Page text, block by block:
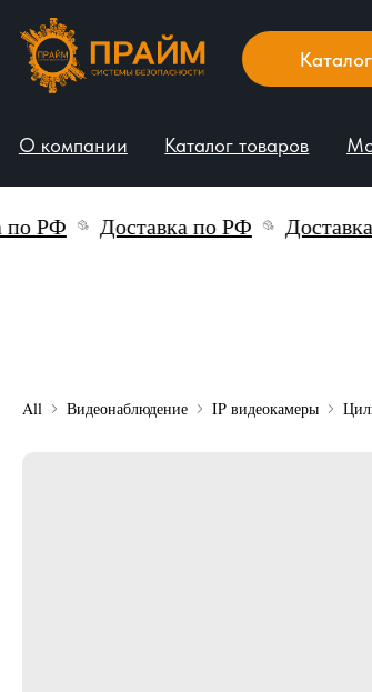
Каталог
Доставка по РФ Доставка
All Видеонаблюдение IP видеокамеры